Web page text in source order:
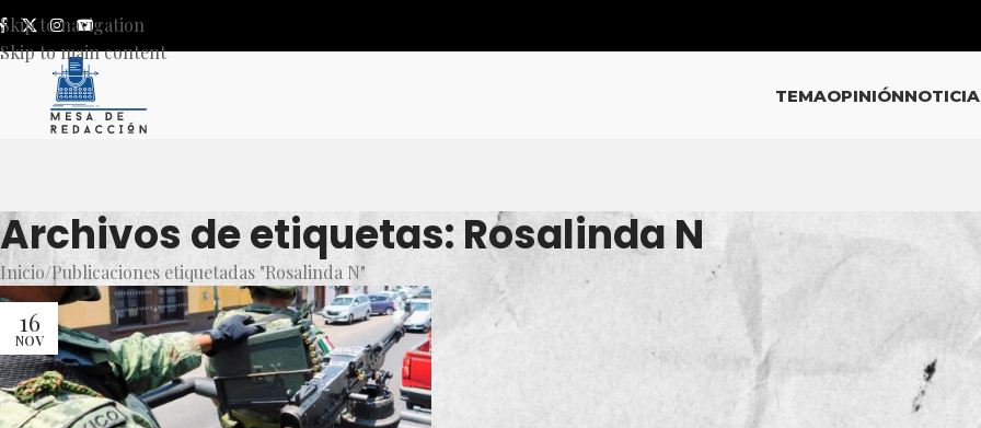
Skip to navigation
Skip to main content
TEMAOPINIÓN
Archivos de etiquetas: Rosalinda N
Inicio Publicaciones etiquetadas "Rosalinda N"
16
NOV